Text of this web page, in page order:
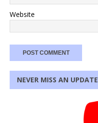
Website
NEVER MISS AN UPDATE